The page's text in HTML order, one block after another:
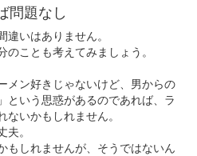
問題なし
いはありません。
ことも考えてみましょう。
メン好きじゃないけど、男からの
という思惑があるのであれば、ラ
いかもしれません。
。
もしれませんが、そうではないん